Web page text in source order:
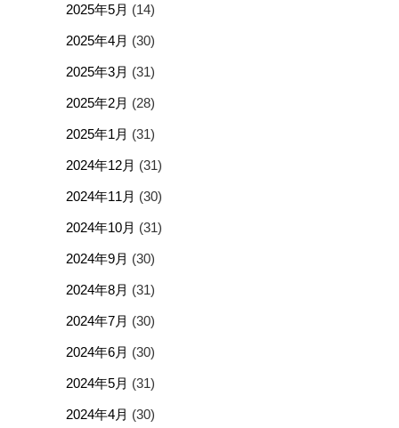
2025年5月 (14)
2025年4月 (30)
2025年3月 (31)
2025年2月 (28)
2025年1月 (31)
2024年12月 (31)
2024年11月 (30)
2024年10月 (31)
2024年9月 (30)
2024年8月 (31)
2024年7月 (30)
2024年6月 (30)
2024年5月 (31)
2024年4月 (30)